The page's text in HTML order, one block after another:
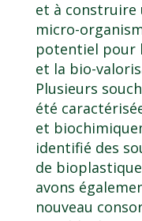
et à construire
micro-
potentiel pour
et la bio-
Plusieurs
été
et
identifié des
de
avons
nouveau